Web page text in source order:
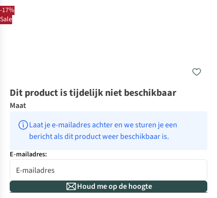
-17%
Sale
Dit product is tijdelijk niet beschikbaar
Maat
Laat je e-mailadres achter en we sturen je een
bericht als dit product weer beschikbaar is.
E-mailadres:
Houd me op de hoogte